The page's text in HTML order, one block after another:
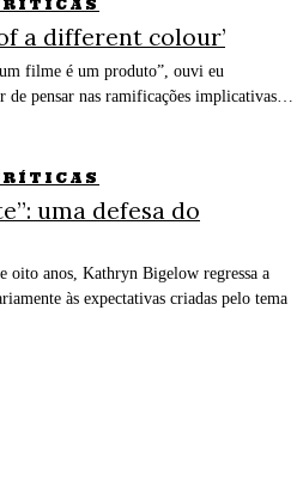
a different colour’
filme é um produto”, ouvi eu
de pensar nas ramificações implicativas…
uma defesa do
oito anos, Kathryn Bigelow regressa a
às expectativas criadas pelo tema